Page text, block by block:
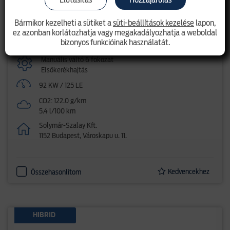
SUV
Benzin - mHEV (lágy hibrid)
1.0l EcoBoost (125LE) mHEV
Manuális váltó 6 fokozat
Elsőkerékhajtás
92 KW / 125 LE
CO2: 122.0 g/km
5.4 l/100 km
Solymár-Szalay Kft.
1152 Budapest, Városkapu u. 11.
Összehasonlítom Kedvencekhez
HIBRID
Bármikor kezelheti a sütiket asüti-beállítások kezelése lapon,
ez azonban korlátozhatja vagy megakadályozhatja a weboldal
bizonyos funkcióinak használatát.